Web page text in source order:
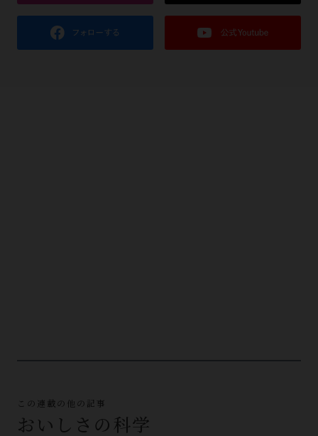
この連載の他の記事
おいしさの科学